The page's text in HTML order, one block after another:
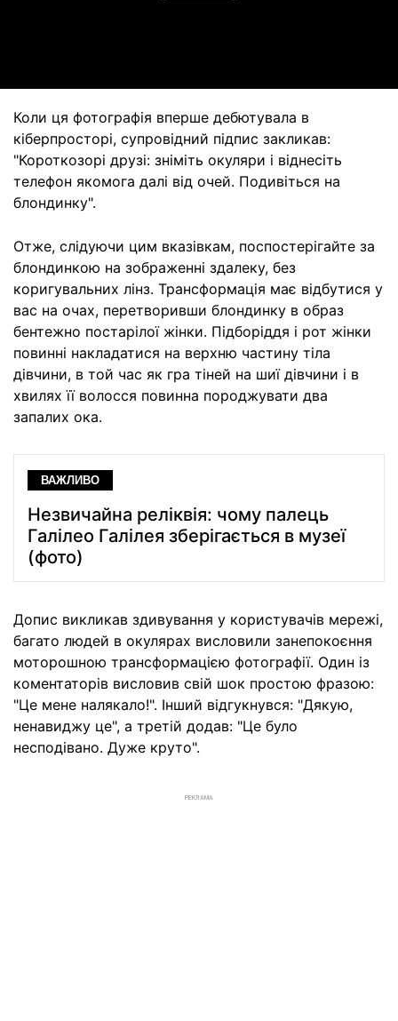
Коли ця фотографія вперше дебютувала в
кіберпросторі, супровідний підпис закликав:
"Короткозорі друзі: зніміть окуляри і віднесіть
телефон якомога далі від очей. Подивіться на
блондинку".
Отже, слідуючи цим вказівкам, поспостерігайте за
блондинкою на зображенні здалеку, без
коригувальних лінз. Трансформація має відбутися у
вас на очах, перетворивши блондинку в образ
бентежно постарілої жінки. Підборіддя і рот жінки
повинні накладатися на верхню частину тіла
дівчини, в той час як гра тіней на шиї дівчини і в
хвилях її волосся повинна породжувати два
запалих ока.
ВАЖЛИВО
Незвичайна реліквія: чому палець
Галілео Галілея зберігається в музеї
(фото)
Допис викликав здивування у користувачів мережі,
багато людей в окулярах висловили занепокоєння
моторошною трансформацією фотографії. Один із
коментаторів висловив свій шок простою фразою:
"Це мене налякало!". Інший відгукнувся: "Дякую,
ненавиджу це", а третій додав: "Це було
несподівано. Дуже круто".
РЕКЛАМА